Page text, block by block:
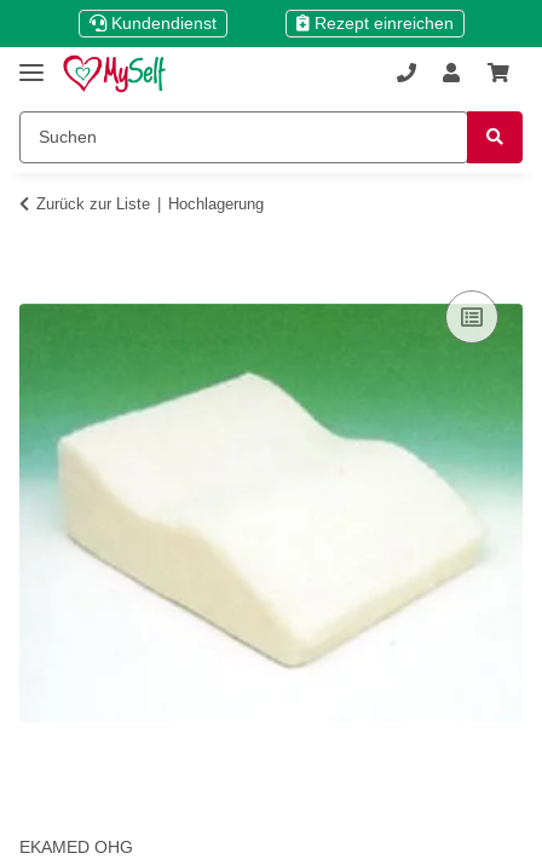
Kundendienst Rezept einreichen
Zurück zur Liste Hochlagerung
EKAMED OHG